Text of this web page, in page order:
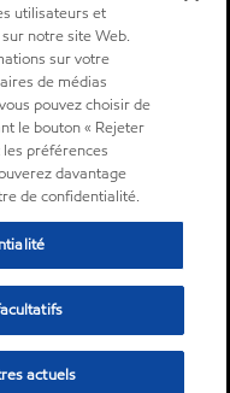
utilisateurs et
notre site Web.
sur votre
de médias
pouvez choisir de
le bouton « Rejeter
préférences
davantage
de confidentialité.
actuels